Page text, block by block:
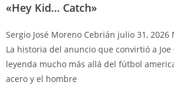
«Hey Kid… Catch»
Sergio José Moreno Cebrián julio 31, 2026
La historia del anuncio que convirtió a Joe
leyenda mucho más allá del fútbol
acero y el hombre